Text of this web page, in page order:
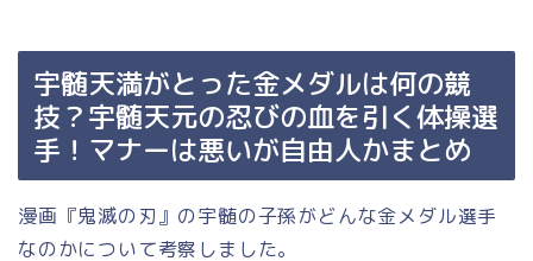
宇髄天満がとった金メダルは何の競
技？宇髄天元の忍びの血を引く体操選
手！マナーは悪いが自由人かまとめ
漫画『鬼滅の刃』の宇髄の子孫がどんな金メダル選手
なのかについて考察しました。